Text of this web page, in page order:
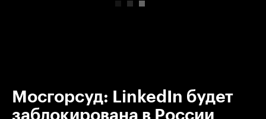
Мосгорсуд: LinkedIn будет
заблокирована в России